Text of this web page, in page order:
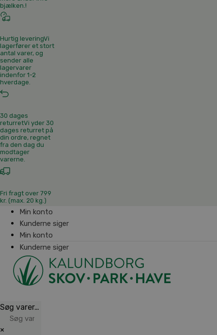
bjælken.!
Hurtig leveringVi
lagerfører et stort
antal varer, og
sender alle
lagervarer
indenfor 1-2
hverdage.
30 dages
returretVi yder 30
dages returret på
din ordre, regnet
fra den dag du
modtager
varerne.
Fri fragt over 799
kr. (max. 20 kg.)
Min konto
Kunderne siger
Min konto
Kunderne siger
Søg varer…
×